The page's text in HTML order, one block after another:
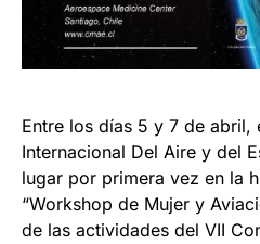
Entre los días 5 y 7 de abril,
Internacional Del Aire y del
lugar por primera vez en la
“Workshop de Mujer y
de las actividades del VII